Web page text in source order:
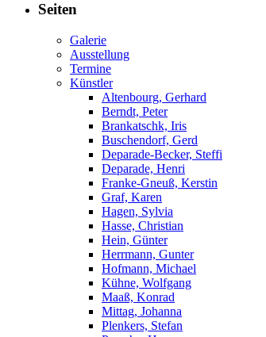
Seiten
Galerie
Ausstellung
Termine
Künstler
Altenbourg, Gerhard
Berndt, Peter
Brankatschk, Iris
Buschendorf, Gerd
Deparade-Becker, Steffi
Deparade, Henri
Franke-Gneuß, Kerstin
Graf, Karen
Hagen, Sylvia
Hasse, Christian
Hein, Günter
Herrmann, Gunter
Hofmann, Michael
Kühne, Wolfgang
Maaß, Konrad
Mittag, Johanna
Plenkers, Stefan